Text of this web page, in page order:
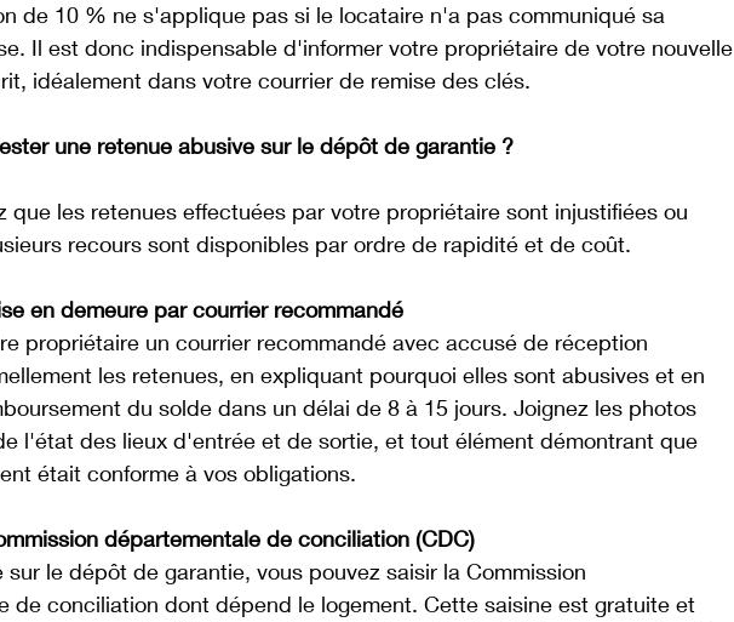
de 10 % ne s'applique pas si le locataire n'a pas communiqué sa
Il est donc indispensable d'informer votre propriétaire de votre nouvelle
idéalement dans votre courrier de remise des clés.
une retenue abusive sur le dépôt de garantie ?
que les retenues effectuées par votre propriétaire sont injustifiées ou
recours sont disponibles par ordre de rapidité et de coût.
en demeure par courrier recommandé
propriétaire un courrier recommandé avec accusé de réception
les retenues, en expliquant pourquoi elles sont abusives et en
du solde dans un délai de 8 à 15 jours. Joignez les photos
l'état des lieux d'entrée et de sortie, et tout élément démontrant que
était conforme à vos obligations.
départementale de conciliation (CDC)
sur le dépôt de garantie, vous pouvez saisir la Commission
de conciliation dont dépend le logement. Cette saisine est gratuite et